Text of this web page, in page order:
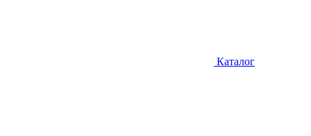
Каталог